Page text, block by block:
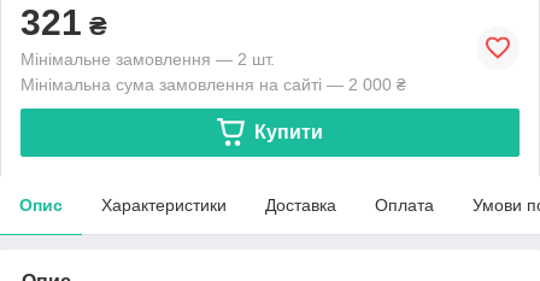
321 ₴
Мінімальне замовлення — 2 шт.
Мінімальна сума замовлення на сайті — 2 000 ₴
Купити
Опис Характеристики Доставка Оплата Умови